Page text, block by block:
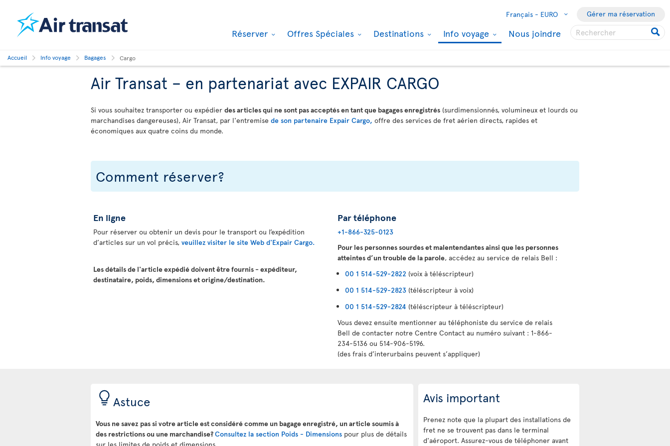
Français - EURO Gérer ma réservation
Réserver Offres Spéciales Destinations Info voyage Nous joindre
Accueil Info voyage Bagages Cargo
Air Transat – en partenariat avec EXPAIR CARGO
Si vous souhaitez transporter ou expédier des articles qui ne sont pas acceptés en tant que bagages enregistrés (surdimensionnés, volumineux et lourds ou
marchandises dangereuses), Air Transat, par l'entremise de son partenaire Expair Cargo, offre des services de fret aérien directs, rapides et
économiques aux quatre coins du monde.
Comment réserver?
En ligne
Pour réserver ou obtenir un devis pour le transport ou l’expédition
d’articles sur un vol précis, veuillez visiter le site Web d'Expair Cargo.
Les détails de l'article expédié doivent être fournis - expéditeur,
destinataire, poids, dimensions et origine/destination.
Par téléphone
+1-866-325-0123
Pour les personnes sourdes et malentendantes ainsi que les personnes
atteintes d’un trouble de la parole, accédez au service de relais Bell :
00 1 514-529-2822 (voix à téléscripteur)
00 1 514-529-2823 (téléscripteur à voix)
00 1 514-529-2824 (téléscripteur à téléscripteur)
Vous devez ensuite mentionner au téléphoniste du service de relais
Bell de contacter notre Centre Contact au numéro suivant : 1-866-
234-5136 ou 514-906-5196.
(des frais d’interurbains peuvent s’appliquer)
Astuce
Vous ne savez pas si votre article est considéré comme un bagage enregistré, un article soumis à
des restrictions ou une marchandise?Consultez la section Poids - Dimensions pour plus de détails
Avis important
Prenez note que la plupart des installations de
fret ne se trouvent pas dans le terminal
d'aéroport. Assurez-vous de téléphoner avant